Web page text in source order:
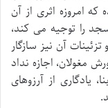
که امروزه اثری از آن
را توجیه می کند،
آن نیز سازگار
مغولان، اجازه نداد
یادگاری از آرزوهای